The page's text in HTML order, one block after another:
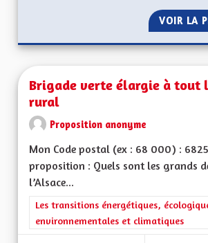
VOIR LA
Brigade verte élargie à tout
rural
Proposition anonyme
Mon Code postal (ex : 68 000) :
proposition : Quels sont les grands
l’Alsace...
Filtrer les résultats de la catégorie :
Les transitions énergétiques,
environnementales et climatiques